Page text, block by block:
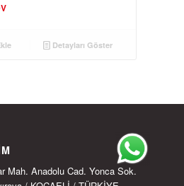
Detayları Göster
Mah. Anadolu Cad. Yonca Sok.